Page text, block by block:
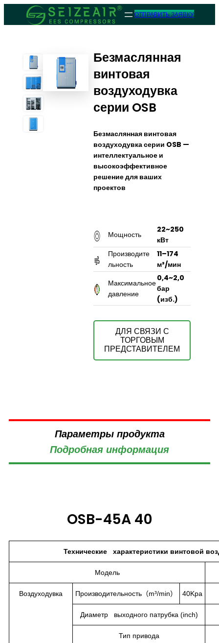
ОТПРАВИТЬ ЗАЯВКУ
Безмаслянная
винтовая
воздуходувка
серии OSB
Безмаслянная винтовая
воздуходувка серии OSB —
интеллектуальное и
высокоэффективное
решение для ваших
проектов
Мощность
22~250
кВт
Производите
льность
11–174
м³/мин
Максимальное
давление
0,4~2,0
бар
(изб.)
ДЛЯ СВЯЗИ С
ТОРГОВЫМ
ПРЕДСТАВИТЕЛЕМ
Параметры продукта
Подробная информация
OSB-45A 40
Технические характеристики винтовой
Модель
Воздуходувка Производительность（m³/min） 40Kpa
Диаметр выходного патрубка (inch)
Тип привода